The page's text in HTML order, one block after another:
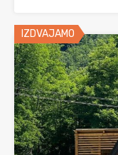
IZDVAJAMO